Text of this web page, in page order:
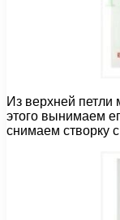
Из верхней петли
этого вынимаем
снимаем створку